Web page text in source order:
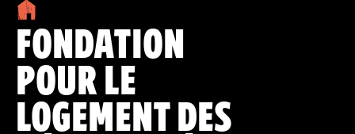
FONDATION
POUR LE
LOGEMENT DES